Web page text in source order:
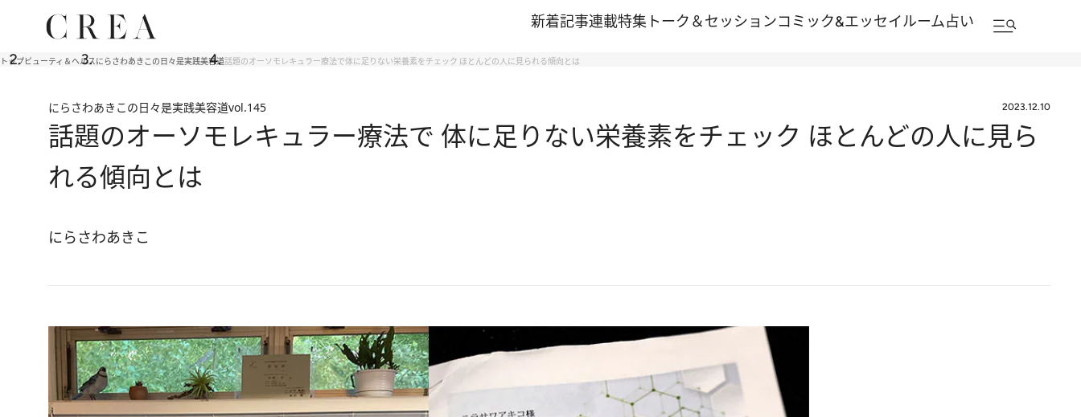
新着記事連載特集 トーク＆セッションコミック&エッセイルーム占い
トップビューティ＆ヘルスにらさわあきこの日々是実践美容道話題のオーソモレキュラー療法で体に足りない栄養素をチェック ほとんどの人に見られる傾向とは
にらさわあきこの日々是実践美容道vol.145 2023.12.10
話題のオーソモレキュラー療法で 体に足りない栄養素をチェック ほとんどの人に見ら
れる傾向とは
にらさわあきこ